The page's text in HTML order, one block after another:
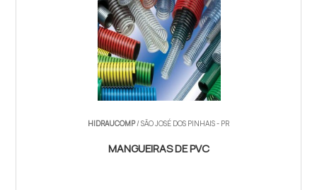
HIDRAUCOMP/ SÃO JOSÉ DOS PINHAIS - PR
MANGUEIRAS DE PVC